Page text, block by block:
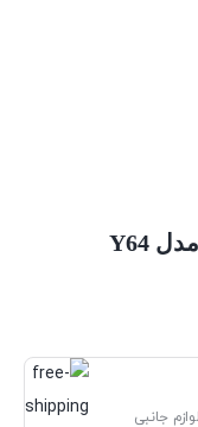
جانبی